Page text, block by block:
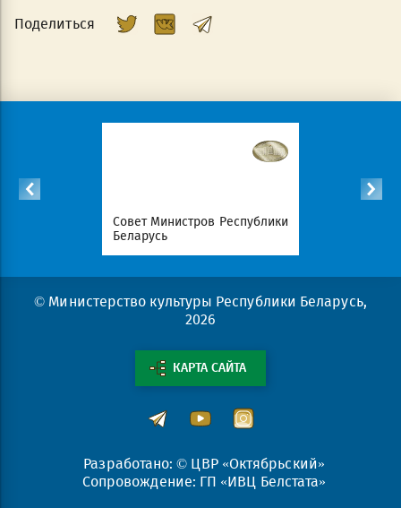
Поделиться
Совет Министров Республики
Беларусь
© Министерство культуры Республики Беларусь,
2026
КАРТА САЙТА
Разработано: © ЦВР «Октябрьский»
Сопровождение: ГП «ИВЦ Белстата»